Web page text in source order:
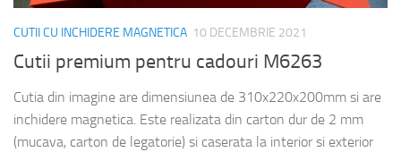
CUTII CU INCHIDERE MAGNETICA 10 DECEMBRIE 2021
Cutii premium pentru cadouri M6263
Cutia din imagine are dimensiunea de 310x220x200mm si are
inchidere magnetica. Este realizata din carton dur de 2 mm
(mucava, carton de legatorie) si caserata la interior si exterior